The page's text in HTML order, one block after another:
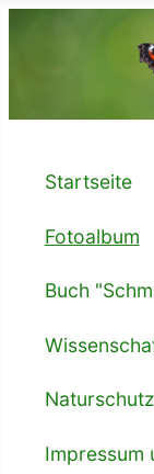
Startseite
Fotoalbum
Buch
Impressum